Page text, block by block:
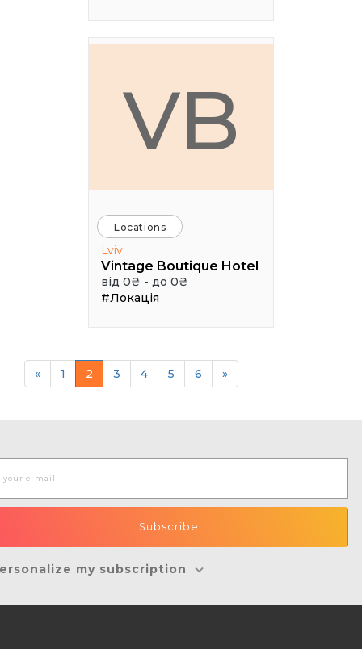
VB
Locations
Lviv
Vintage Boutique Hotel
від 0₴ - до 0₴
#Локація
« 1 2 3 4 5 6 »
my subscription